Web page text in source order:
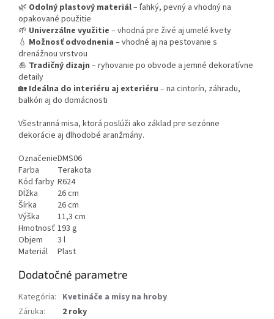
🌿 Odolný plastový materiál– ľahký, pevný a vhodný na
opakované použitie
🌱 Univerzálne využitie – vhodná pre živé aj umelé kvety
💧 Možnosť odvodnenia – vhodné aj na pestovanie s
drenážnou vrstvou
🎍 Tradičný dizajn – ryhovanie po obvode a jemné dekoratívne
detaily
🏡 Ideálna do interiéru aj exteriéru – na cintorín, záhradu,
balkón aj do domácnosti
Všestranná misa, ktorá poslúži ako základ pre sezónne
dekorácie aj dlhodobé aranžmány.
OznačenieDMS06
Farba
Terakota
Kód farby R624
Dĺžka
26 cm
Šírka
26 cm
Výška
11,3 cm
Hmotnosť 193 g
Objem
3 l
Materiál
Plast
Dodatočné parametre
Kategória: Kvetináče a misy na hroby
Záruka:
2 roky